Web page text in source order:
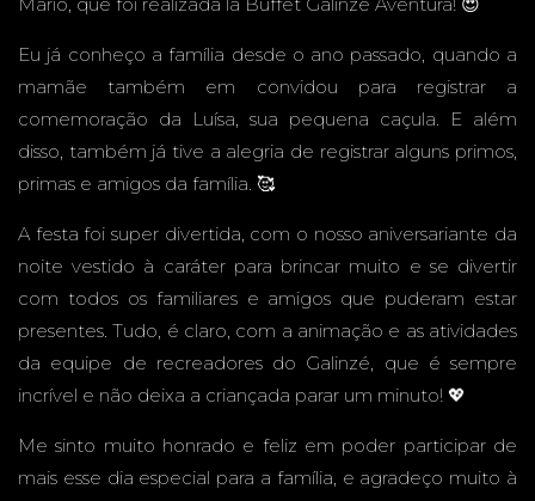
T
GALINZ
É
Eu já conheço a família desde o ano passado, quando a
mamãe também em convidou para registrar a
comemoração da Luísa, sua pequena caçula. E além
disso, também já tive a alegria de registrar alguns primos,
primas e amigos da família. 🥰
A festa foi super divertida, com o nosso aniversariante da
noite vestido à caráter para brincar muito e se divertir
com todos os familiares e amigos que puderam estar
presentes. Tudo, é claro, com a animação e as atividades
da equipe de recreadores do Galinzé, que é sempre
incrível e não deixa a criançada parar um minuto! 💖
Me sinto muito honrado e feliz em poder participar de
mais esse dia especial para a família, e agradeço muito à